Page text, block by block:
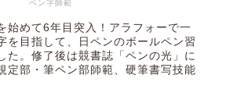
ペン字師範
始めて6年目突入！アラフォーで一
を目指して、日ペンのボールペン習
た。修了後は競書誌「ペンの光」に
定部・筆ペン部師範、硬筆書写技能